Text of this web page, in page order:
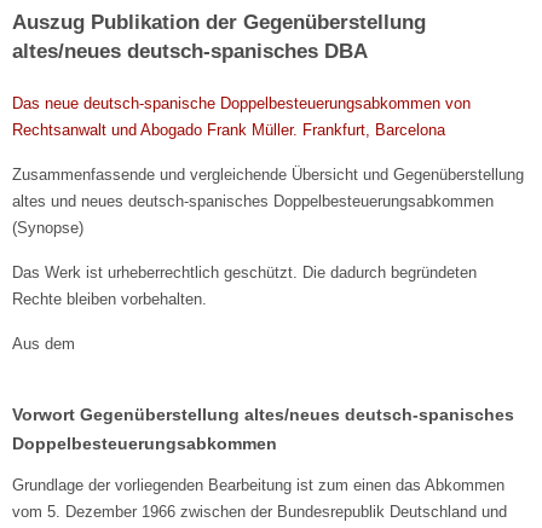
Auszug Publikation der Gegenüberstellung
altes/neues deutsch-spanisches DBA
Das neue deutsch-spanische Doppelbesteuerungsabkommen von
Rechtsanwalt und Abogado Frank Müller. Frankfurt, Barcelona
Zusammenfassende und vergleichende Übersicht und Gegenüberstellung
altes und neues deutsch-spanisches Doppelbesteuerungsabkommen
(Synopse)
Das Werk ist urheberrechtlich geschützt. Die dadurch begründeten
Rechte bleiben vorbehalten.
Aus dem
Vorwort Gegenüberstellung altes/neues deutsch-spanisches
Doppelbesteuerungsabkommen
Grundlage der vorliegenden Bearbeitung ist zum einen das Abkommen
vom 5. Dezember 1966 zwischen der Bundesrepublik Deutschland und